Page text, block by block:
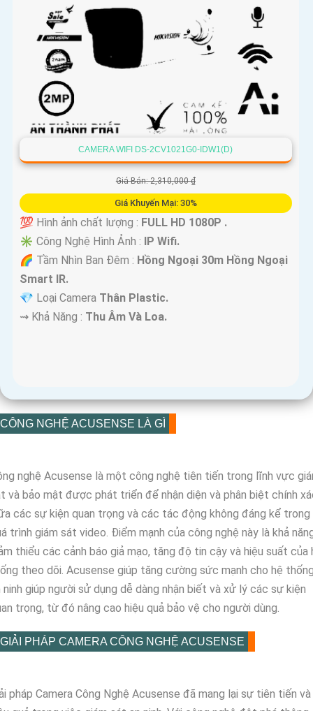
CAMERA WIFI DS-2CV1021G0-IDW1(D)
Giá Bán: 2,310,000 ₫
Giá Khuyến Mại: 30%
💯 Hình ảnh chất lượng : FULL HD 1080P .
✳️ Công Nghệ Hình Ảnh : IP Wifi.
🌈 Tầm Nhìn Ban Đêm : Hồng Ngoại 30m Hồng Ngoại
Smart IR.
💎 Loại Camera Thân Plastic.
️⇝ Khả Năng : Thu Âm Và Loa.
CÔNG NGHỆ ACUSENSE LÀ GÌ
nghệ Acusense là một công nghệ tiên tiến trong lĩnh vực
và bảo mật được phát triển để nhận diện và phân biệt chính
các sự kiện quan trọng và các tác động không đáng kể trong
trình giám sát video. Điểm mạnh của công nghệ này là khả
thiểu các cảnh báo giả mạo, tăng độ tin cậy và hiệu suất của
theo dõi. Acusense giúp tăng cường sức mạnh cho hệ
ninh giúp người sử dụng dễ dàng nhận biết và xử lý các sự kiện
trọng, từ đó nâng cao hiệu quả bảo vệ cho người dùng.
GIẢI PHÁP CAMERA CÔNG NGHỆ ACUSENSE
pháp Camera Công Nghệ Acusense đã mang lại sự tiên tiến và